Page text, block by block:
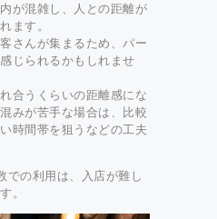
が混雑し、人との距離が
ます。
さんが集まるため、パー
じられるかもしれませ
合うくらいの距離感にな
みが苦手な場合は、比較
時間帯を狙うなどの工夫
での利用は、入店が難し
。